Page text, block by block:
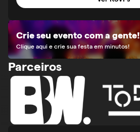
Crie seu evento com a gente!
Clique aqui e crie sua festa em minutos!
Parceiros